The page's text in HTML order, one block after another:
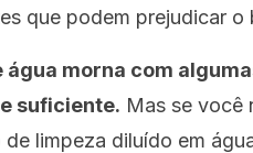
que podem prejudicar o
água morna com
suficiente. Mas se você
limpeza diluído em